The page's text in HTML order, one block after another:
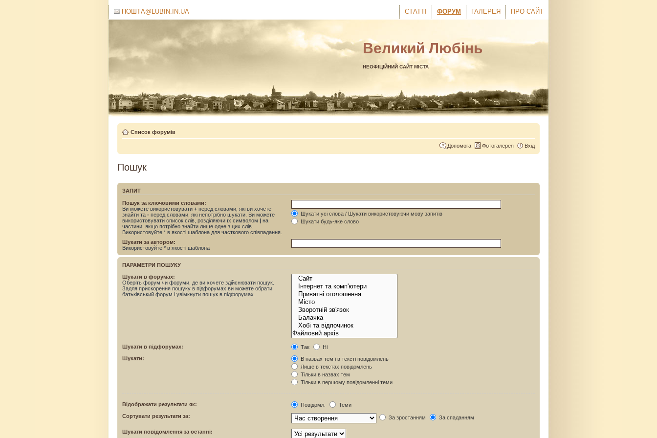
ПРО САЙТ
ГАЛЕРЕЯ
ФОРУМ
СТАТТІ
ПОШТА@LUBIN.IN.UA
Великий Любінь
НЕОФІЦІЙНИЙ САЙТ МІСТА
Список форумів
Допомога Фотогалерея Вхід
Пошук
ЗАПИТ
Пошук за ключовими словами:
Ви можете використовувати + перед словами, які ви хочете
знайти та - перед словами, які непотрібно шукати. Ви можете
використовувати список слів, розділяючи їх символом | на
частини, якщо потрібно знайти лише одне з цих слів.
Використовуйте * в якості шаблона для часткового співпадання.
Шукати усі слова / Шукати використовуючи мову запитів
Шукати будь-яке слово
Шукати за автором:
Використовуйте * в якості шаблона
ПАРАМЕТРИ ПОШУКУ
Шукати в форумах:
Оберіть форум чи форуми, де ви хочете здійснювати пошук.
Задля прискорення пошуку в підфорумах ви можете обрати
батьківський форум і увімкнути пошук в підфорумах.
Шукати в підфорумах: Так
Ні
Шукати:
В назвах тем і в тексті повідомлень
Лише в текстах повідомлень
Тільки в назвах тем
Тільки в першому повідомленні теми
Відображати результати як: Повідомл.
Теми
Сортувати результати за:
За зростанням За спаданням
Шукати повідомлення за останні: